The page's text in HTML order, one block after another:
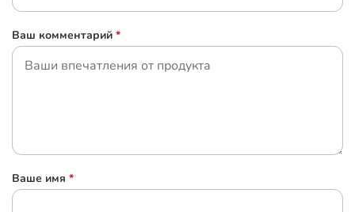
Ваш комментарий *
Ваше имя *